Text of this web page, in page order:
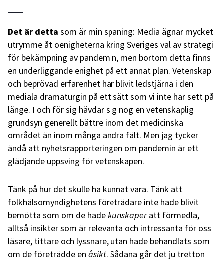
Det är detta som är min spaning: Media ägnar mycket
utrymme åt oenigheterna kring Sveriges val av strategi
för bekämpning av pandemin, men bortom detta finns
en underliggande enighet på ett annat plan. Vetenskap
och beprövad erfarenhet har blivit ledstjärna i den
mediala dramaturgin på ett sätt som vi inte har sett på
länge. I och för sig hävdar sig nog en vetenskaplig
grundsyn generellt bättre inom det medicinska
området än inom många andra fält. Men jag tycker
ändå att nyhetsrapporteringen om pandemin är ett
glädjande uppsving för vetenskapen.
Tänk på hur det skulle ha kunnat vara. Tänk att
folkhälsomyndighetens företrädare inte hade blivit
bemötta som om de hadekunskaperatt förmedla,
alltså insikter som är relevanta och intressanta för oss
läsare, tittare och lyssnare, utan hade behandlats som
om de företrädde en åsikt. Sådana går det ju tretton